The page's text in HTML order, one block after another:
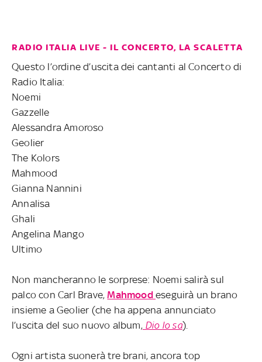
RADIO ITALIA LIVE - IL CONCERTO, LA SCALETTA
Questo l’ordine d’uscita dei cantanti al Concerto di
Radio Italia:
Noemi
Gazzelle
Alessandra Amoroso
Geolier
The Kolors
Mahmood
Gianna Nannini
Annalisa
Ghali
Angelina Mango
Ultimo
Non mancheranno le sorprese: Noemi salirà sul
palco con Carl Brave,Mahmoodeseguirà un brano
insieme a Geolier (che ha appena annunciato
l’uscita del suo nuovo album, Dio lo sa).
Ogni artista suonerà tre brani, ancora top